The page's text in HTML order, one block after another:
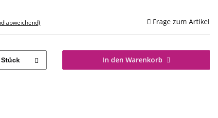
abweichend) Frage zum Artikel
Stück In den Warenkorb